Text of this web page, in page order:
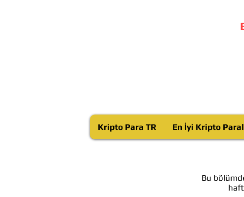
Kripto Para TR En İyi Kripto
Bu